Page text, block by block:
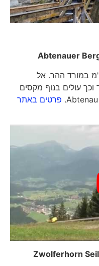
Abtenauer
מסלול של כ-2 ק"מ במורד ההר. אל
עולים בנוף מקסים
פרטים באתר
Zwolferhorn